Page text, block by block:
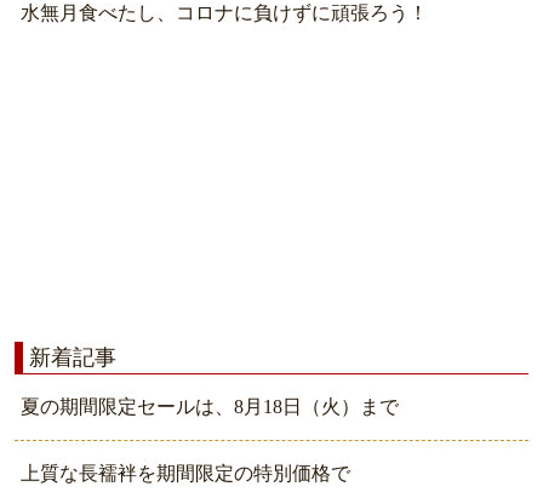
水無月食べたし、コロナに負けずに頑張ろう！
新着記事
夏の期間限定セールは、8月18日（火）まで
上質な長襦袢を期間限定の特別価格で